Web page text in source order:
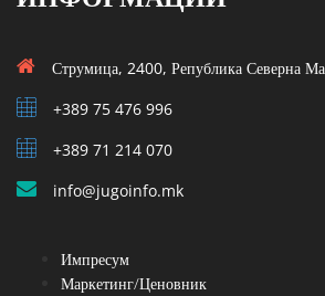
Струмица, 2400, Република Северна
+389 75 476 996
+389 71 214 070
info@jugoinfo.mk
Импресум
Маркетинг/Ценовник